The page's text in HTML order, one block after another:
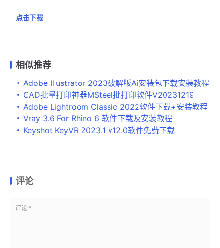
点击下载
相似推荐
Adobe Illustrator 2023破解版Ai安装包下载安装教程
CAD批量打印神器MSteel批打印软件V20231219
Adobe Lightroom Classic 2022软件下载+安装教程
Vray 3.6 For Rhino 6 软件下载及安装教程
Keyshot KeyVR 2023.1 v12.0软件免费下载
评论